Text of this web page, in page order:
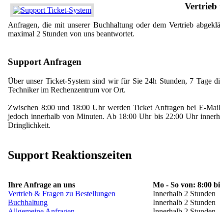
Vertrieb
Anfragen, die mit unserer Buchhaltung oder dem Vertrieb
maximal 2 Stunden von uns beantwortet.
Support Anfragen
Über unser Ticket-System sind wir für Sie 24h Stunden, 7 Tage
Techniker im Rechenzentrum vor Ort.
Zwischen 8:00 und 18:00 Uhr werden Ticket Anfragen bei E-
jedoch innerhalb von Minuten. Ab 18:00 Uhr bis 22:00 Uhr
Dringlichkeit.
Support Reaktionszeiten
Ihre Anfrage an uns
Mo - So von: 8:00
Vertrieb & Fragen zu Bestellungen
Innerhalb 2 Stunden
Buchhaltung
Innerhalb 2 Stunden